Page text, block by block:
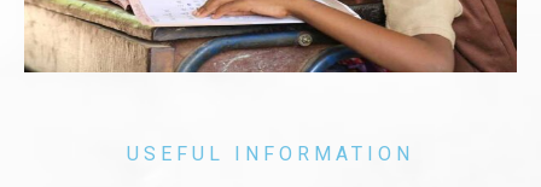
USEFUL INFORMATION